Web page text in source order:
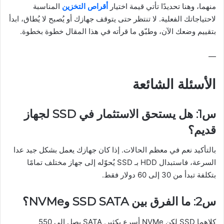
منهما، وهنا تحديدًا تأتي قيمة اختيار أقراص التخزين المناسبة
لاحتياجاتك الفعلية. لا تنتظر حتى يتوقف جهازك أو يُصبح لا يُطاق، ابدأ
بتقييم وضعك الآن، وطبّق ما قرأته في هذا المقال خطوة بخطوة.
—
الأسئلة الشائعة
س1: هل يستحق الاستثمار في SSD لجهاز
قديم؟
بالتأكيد نعم في معظم الحالات. إذا كان جهازك يعمل بشكل جيد عدا
السرعة، فاستبدال HDD بـ SSD يُحوّله إلى جهاز مختلف تمامًا
بتكلفة تبدأ من 30 إلى 60 دولار فقط.
س2: ما الفرق بين SSD SATA وNVMe؟
كلاهما SSD لكن NVMe أسرع بكثير. SATA يصل إلى 550